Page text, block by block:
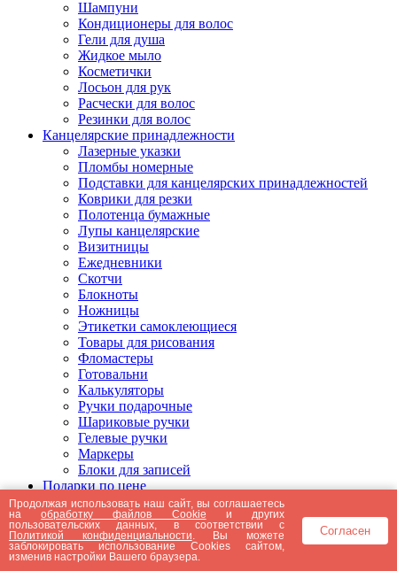
Шампуни
Кондиционеры для волос
Гели для душа
Жидкое мыло
Косметички
Лосьон для рук
Расчески для волос
Резинки для волос
Канцелярские принадлежности
Лазерные указки
Пломбы номерные
Подставки для канцелярских принадлежностей
Коврики для резки
Полотенца бумажные
Лупы канцелярские
Визитницы
Ежедневники
Скотчи
Блокноты
Ножницы
Этикетки самоклеющиеся
Товары для рисования
Фломастеры
Готовальни
Калькуляторы
Ручки подарочные
Шариковые ручки
Гелевые ручки
Маркеры
Блоки для записей
Подарки по цене
Подарки от 5000 рублей
Подарки до 5000 рублей
Подарки до 3000 рублей
Подарки до 2000 рублей
Подарки до 1000 рублей
Продолжая использовать наш сайт, вы соглашаетесь
наобработку файлов Cookie и других
пользовательских данных, в соответствии с
Политикой конфиденциальности . Вы можете
заблокировать использование Cookies сайтом,
изменив настройки Вашего браузера.
Согласен